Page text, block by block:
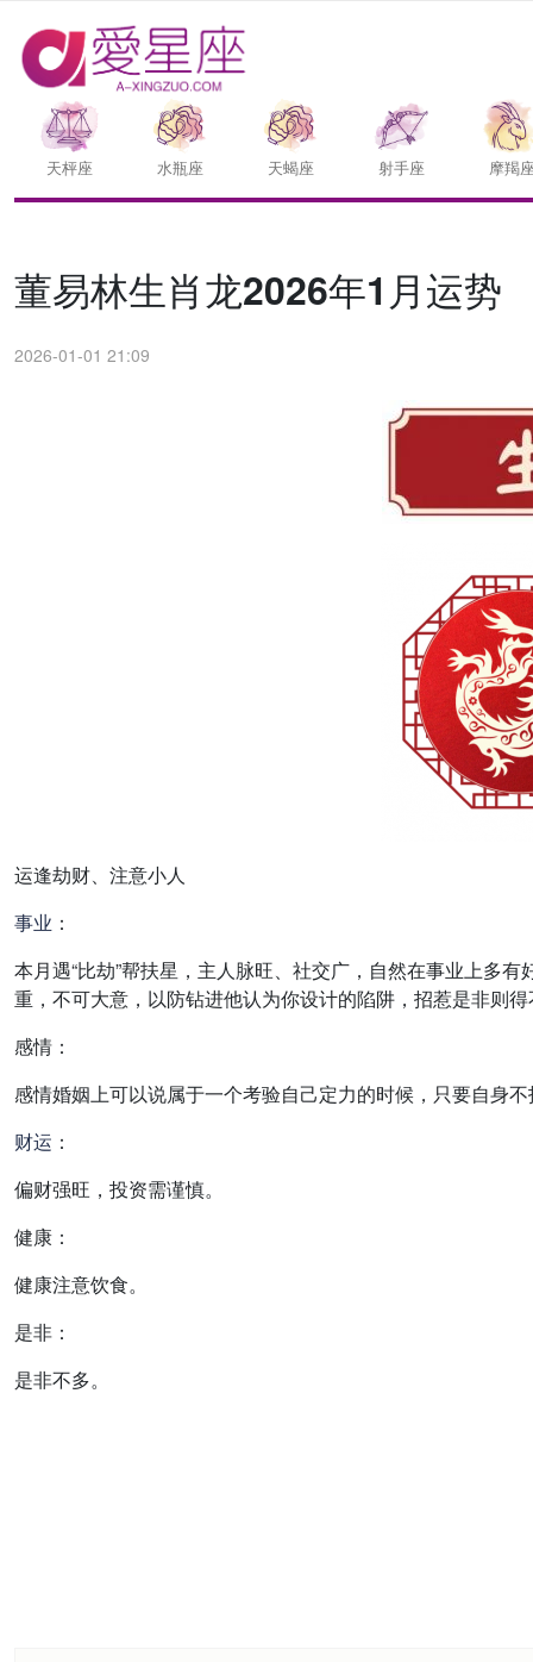
天枰座 水瓶座 天蝎座 射手座 摩羯
董易林生肖龙2026年1月运势
2026-01-01 21:09
运逢劫财、注意小人
事业 ：
本月遇“比劫”帮扶星，主人脉旺、社交广，自然在事业上多
重，不可大意，以防钻进他认为你设计的陷阱，招惹是非则
感情：
感情婚姻上可以说属于一个考验自己定力的时候，只要自身
财运 ：
偏财强旺，投资需谨慎。
健康：
健康注意饮食。
是非：
是非不多。